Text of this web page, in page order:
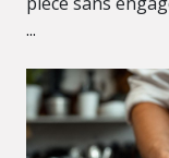
...